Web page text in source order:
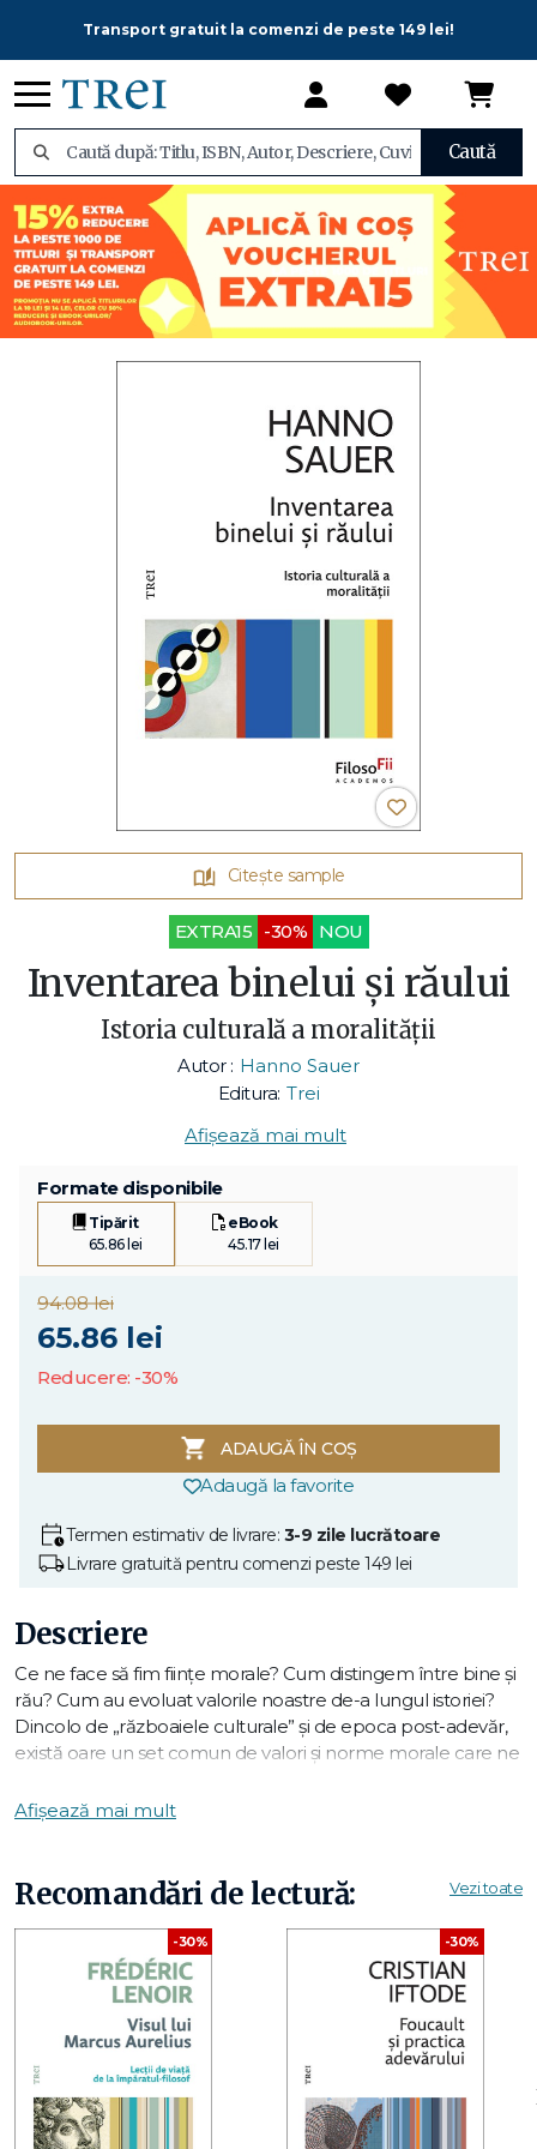
Transport gratuit la comenzi de peste 149 lei!
Caută
Citește sample
EXTRA15 -30% NOU
Inventarea binelui și răului
Istoria culturală a moralității
Autor : Hanno Sauer
Editura: Trei
Afișează mai mult
Formate disponibile
Tipărit
65.86 lei
eBook
45.17 lei
94.08 lei
65.86 lei
Reducere: -30%
ADAUGĂ ÎN COȘ
Adaugă la favorite
Termen estimativ de livrare: 3-9 zile lucrătoare
Livrare gratuită pentru comenzi peste 149 lei
Descriere
Ce ne face să fim ființe morale? Cum distingem între bine și
rău? Cum au evoluat valorile noastre de-a lungul istoriei?
Dincolo de „războaiele culturale” și de epoca post-adevăr,
există oare un set comun de valori și norme morale care ne
eticianul german Hanno Sauer ne surprinde cu
răspunsurile sale inedite, bazate pe cercetările științifice de
ultimă oră asupra evoluției umane în plan biologic, cultural
și social. Cartea acoperă sute de mii de ani de istorie a
moralității – de la primele gesturi de cooperare și
autodomesticire ale hominizilor până la disputele actuale
privindwoke -ismul și
HANNO SAUER predă etica la Catedra de Filosofie și
Afișează mai mult
Recomandări de lectură: Vezi toate
-30% -30%